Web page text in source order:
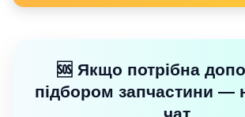
🆘 Якщо потрібна
підбором запчастини —